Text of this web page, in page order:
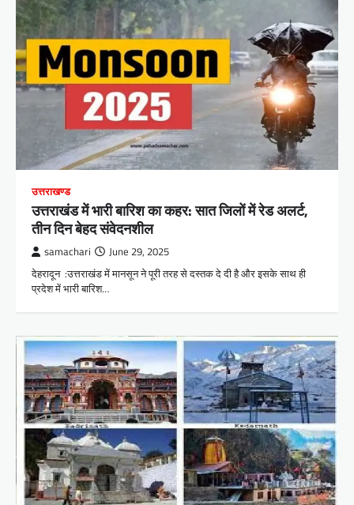
उत्तराखण्ड
उत्तराखंड में भारी बारिश का कहर: सात जिलों में रेड अलर्ट,
तीन दिन बेहद संवेदनशील
samachari June 29, 2025
देहरादून :उत्तराखंड में मानसून ने पूरी तरह से दस्तक दे दी है और इसके साथ ही
प्रदेश में भारी बारिश…